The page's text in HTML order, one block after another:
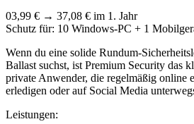
03,99 € → 37,08 € im 1. Jahr
Schutz für: 10 Windows-PC + 1
Wenn du eine solide Rundum-
Ballast suchst, ist Premium Security das
private Anwender, die regelmäßig online
erledigen oder auf Social Media
Leistungen: